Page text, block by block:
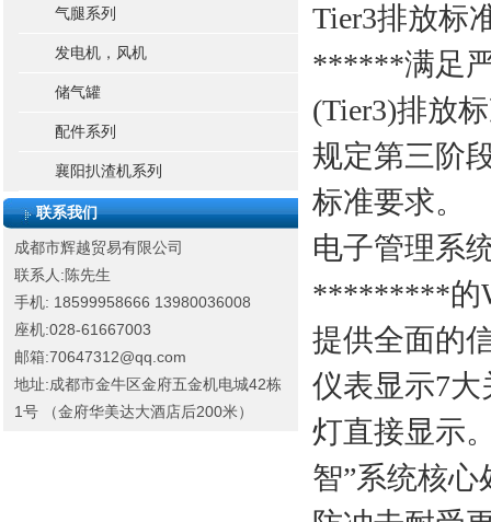
气腿系列
发电机，风机
储气罐
配件系列
襄阳扒渣机系列
联系我们
成都市辉越贸易有限公司
联系人:陈先生
手机: 18599958666 13980036008
座机:028-61667003
邮箱:70647312@qq.com
地址:成都市金牛区金府五金机电城42栋
1号 （金府华美达大酒店后200米）
Tier3排放标
******满足严
(Tier3)排放
规定第三阶
标准要求。
电子管理系
*********的
提供全面的
仪表显示7
灯直接显示
智”系统核